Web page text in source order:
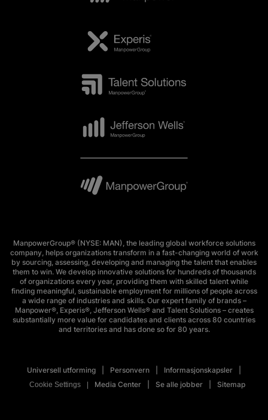
ManpowerGroup® (NYSE: MAN), the leading global workforce solutions
company, helps organizations transform in a fast-changing world of work
by sourcing, assessing, developing and managing the talent that enables
them to win. We develop innovative solutions for hundreds of thousands
of organizations every year, providing them with skilled talent while
finding meaningful, sustainable employment for millions of people across
a wide range of industries and skills. Our expert family of brands –
Manpower®, Experis®, Jefferson Wells® and Talent Solutions – creates
substantially more value for candidates and clients across 80 countries
and territories and has done so for 80 years.
Universell utforming Personvern Informasjonskapsler
Cookie Settings Media Center Se alle jobber Sitemap